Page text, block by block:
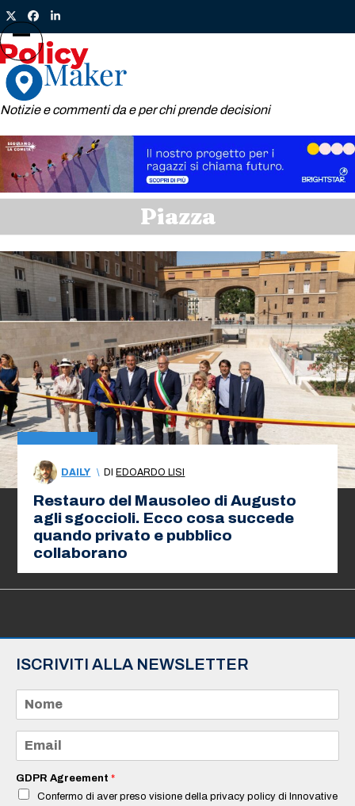
Skip
to
content
TwitterFacebook
LinkedIn
Notizie e commenti da e per chi prende decisioni
Open
mobile
menu
Close
mobile
menu
Piazza
DAILY \ DIEDOARDO LISI
Restauro del Mausoleo di Augusto
agli sgoccioli. Ecco cosa succede
quando privato e pubblico
collaborano
ISCRIVITI ALLA NEWSLETTER
m
e
a
i
*
GDPR Agreement *
Confermo di aver preso visione della privacy policy di Innovative